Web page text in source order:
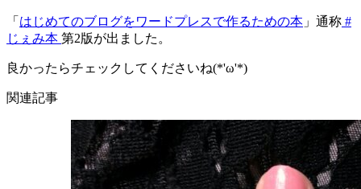
「 はじめてのブログをワードプレスで作るための本 」通称 #
じぇみ本 第2版が出ました。
良かったらチェックしてくださいね(*'ω'*)
関連記事